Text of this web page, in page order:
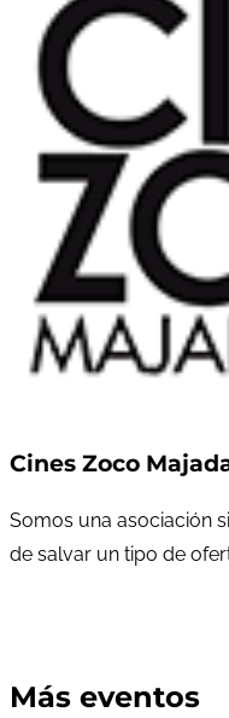
Cines Zoco
Somos una asociación
de salvar un tipo de
Más eventos